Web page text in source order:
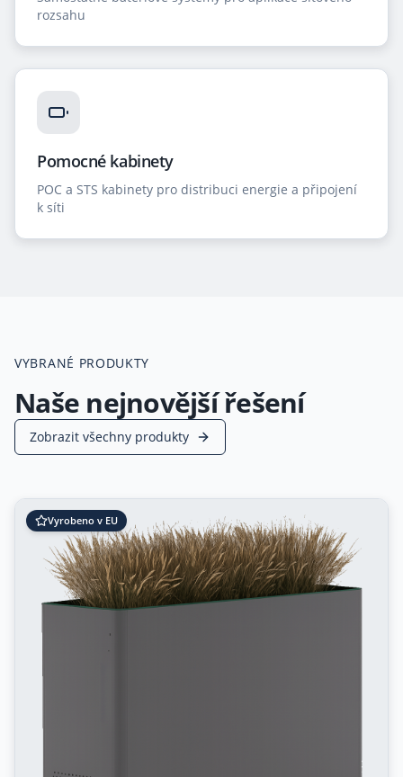
rozsahu
Pomocné kabinety
POC a STS kabinety pro distribuci energie a připojení
k síti
VYBRANÉ PRODUKTY
Naše nejnovější řešení
Zobrazit všechny produkty
Vyrobeno v EU